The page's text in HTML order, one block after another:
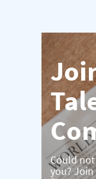
Could
you?